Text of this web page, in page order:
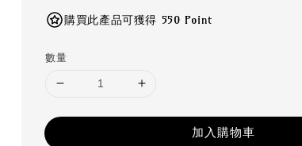
購買此產品可獲得 550 Point
數量
加入購物車